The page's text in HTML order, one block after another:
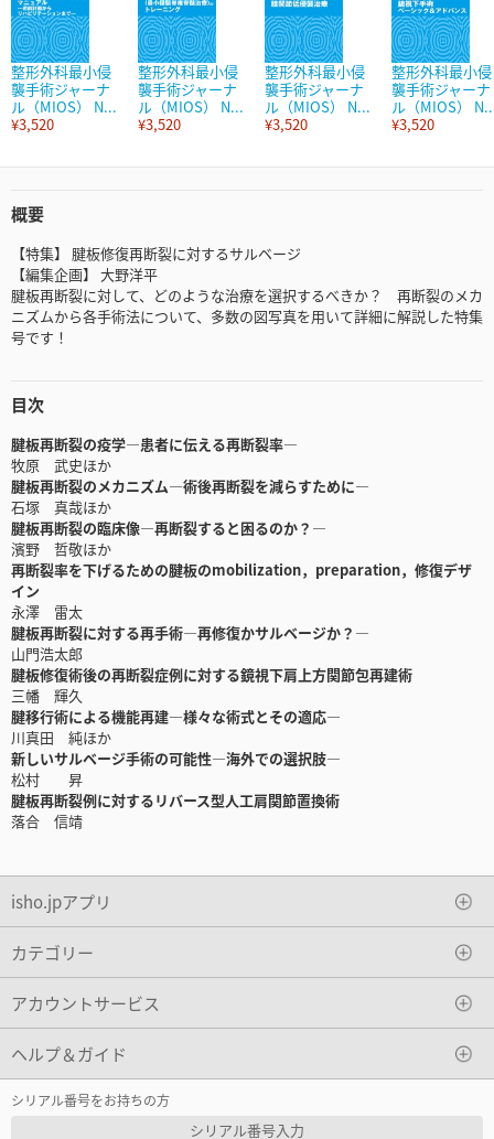
整形外科最小侵
襲手術ジャーナ
ル（MIOS） N...
¥3,520
整形外科最小侵
襲手術ジャーナ
ル（MIOS） N...
¥3,520
整形外科最小侵
襲手術ジャーナ
ル（MIOS） N...
¥3,520
整形外科最小侵
襲手術ジャーナ
ル（MIOS）
¥3,520
概要
【特集】 腱板修復再断裂に対するサルベージ
【編集企画】 大野洋平
腱板再断裂に対して、どのような治療を選択するべきか？ 再断裂のメカ
ニズムから各手術法について、多数の図写真を用いて詳細に解説した特集
号です！
目次
腱板再断裂の疫学―患者に伝える再断裂率―
牧原 武史ほか
腱板再断裂のメカニズム―術後再断裂を減らすために―
石塚 真哉ほか
腱板再断裂の臨床像―再断裂すると困るのか？―
濱野 哲敬ほか
再断裂率を下げるための腱板のmobilization，preparation，修復デザ
イン
永澤 雷太
腱板再断裂に対する再手術―再修復かサルベージか？―
山門浩太郎
腱板修復術後の再断裂症例に対する鏡視下肩上方関節包再建術
三幡 輝久
腱移行術による機能再建―様々な術式とその適応―
川真田 純ほか
新しいサルベージ手術の可能性―海外での選択肢―
松村 昇
腱板再断裂例に対するリバース型人工肩関節置換術
落合 信靖
isho.jpアプリ
カテゴリー
アカウントサービス
ヘルプ＆ガイド
シリアル番号をお持ちの方
シリアル番号入力